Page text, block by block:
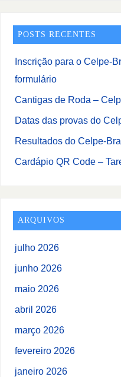
POSTS RECENTES
Inscrição para o Celpe-
formulário
Cantigas de Roda –
Datas das provas do
Resultados do Celpe-
Cardápio QR Code –
ARQUIVOS
julho 2026
junho 2026
maio 2026
abril 2026
março 2026
fevereiro 2026
janeiro 2026